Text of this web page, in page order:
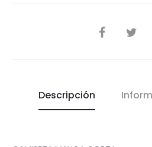
COMPARTIR
Descripción